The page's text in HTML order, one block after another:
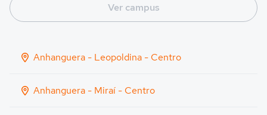
Ver campus
Anhanguera - Leopoldina - Centro
Anhanguera - Miraí - Centro